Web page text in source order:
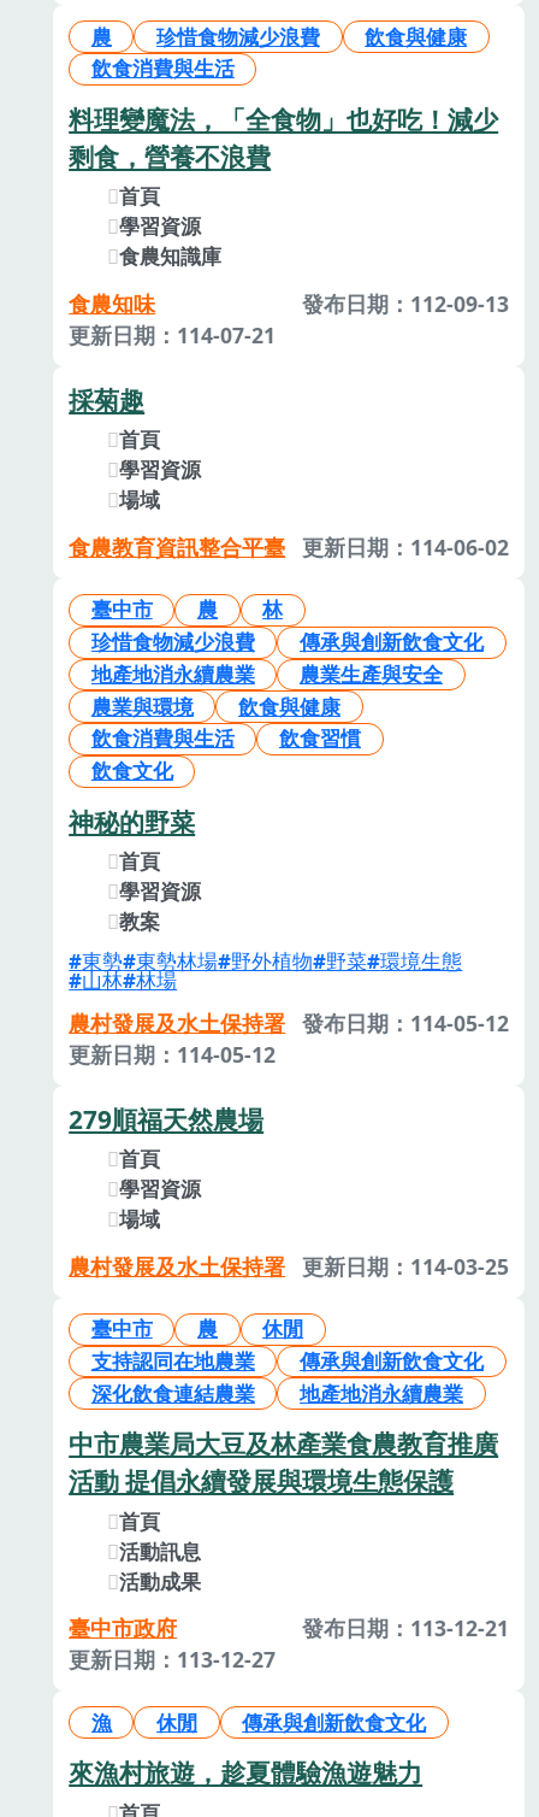
農 珍惜食物減少浪費
飲食與健康
飲食消費與生活
料理變魔法，「全食物」也好吃！減少
剩食，營養不浪費
首頁
學習資源
食農知識庫
食農知味
發布日期：112-09-13
更新日期：114-07-21
採菊趣
首頁
學習資源
場域
食農教育資訊整合平臺 更新日期：114-06-02
臺中市 農
林
珍惜食物減少浪費
傳承與創新飲食文化
地產地消永續農業
農業生產與安全
農業與環境
飲食與健康
飲食消費與生活
飲食習慣
飲食文化
神秘的野菜
首頁
學習資源
教案
東勢 東勢林場 野外植物 野菜 環境生態
山林 林場
農村發展及水土保持署 發布日期：114-05-12
更新日期：114-05-12
279順福天然農場
首頁
學習資源
場域
農村發展及水土保持署 更新日期：114-03-25
臺中市 農
休閒
支持認同在地農業
傳承與創新飲食文化
深化飲食連結農業
地產地消永續農業
中市農業局大豆及林產業食農教育推廣
活動 提倡永續發展與環境生態保護
首頁
活動訊息
活動成果
臺中市政府
發布日期：113-12-21
更新日期：113-12-27
漁 休閒 傳承與創新飲食文化
來漁村旅遊，趁夏體驗漁遊魅力